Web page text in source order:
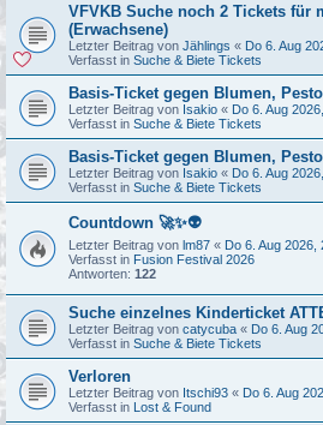
VFVKB Suche noch 2 Tickets für
(Erwachsene)
Letzter Beitrag von Jählings « Do 6. Aug
Verfasst in Suche & Biete Tickets
Basis-Ticket gegen Blumen,
Letzter Beitrag von Isakio « Do 6. Aug
Verfasst in Suche & Biete Tickets
Basis-Ticket gegen Blumen,
Letzter Beitrag von Isakio « Do 6. Aug
Verfasst in Suche & Biete Tickets
Countdown 🚀✨👽
Letzter Beitrag von lm87 « Do 6. Aug 2026,
Verfasst in Fusion Festival 2026
Antworten: 122
Suche einzelnes Kinderticket
Letzter Beitrag von catycuba « Do 6. Aug
Verfasst in Suche & Biete Tickets
Verloren
Letzter Beitrag von Itschi93 « Do 6. Aug
Verfasst in Lost & Found